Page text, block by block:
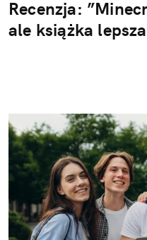
Recenzja:
ale książka lepsza